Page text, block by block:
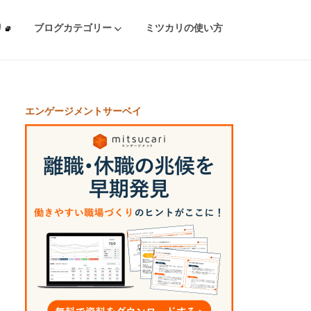
ブログカテゴリー ミツカリの使い方
エンゲージメントサーベイ